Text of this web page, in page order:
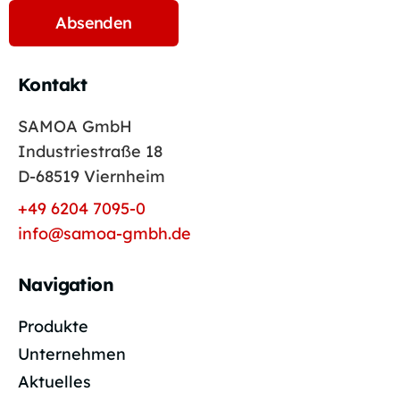
Kontakt
SAMOA GmbH
Industriestraße 18
D-68519 Viernheim
+49 6204 7095-0
info@samoa-gmbh.de
Navigation
Produkte
Unternehmen
Aktuelles